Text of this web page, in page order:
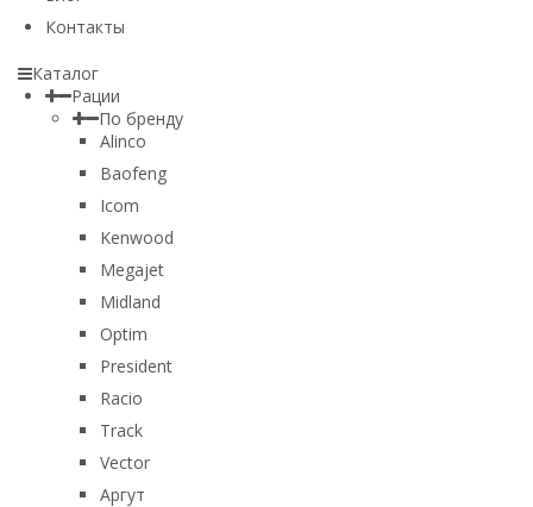
Контакты
Каталог
Рации
По бренду
Alinco
Baofeng
Icom
Kenwood
Megajet
Midland
Optim
President
Racio
Track
Vector
Аргут